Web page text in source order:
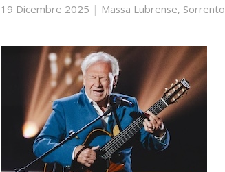
19 Dicembre 2025 | Massa Lubrense, Sorrento